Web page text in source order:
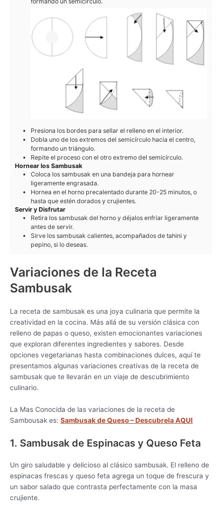
Presiona los bordes para sellar el relleno en el interior.
Dobla uno de los extremos del semicírculo hacia el centro,
formando un triángulo.
Repite el proceso con el otro extremo del semicírculo.
Hornear los Sambusak
Coloca los sambusak en una bandeja para hornear
ligeramente engrasada.
Hornea en el horno precalentado durante 20-25 minutos, o
hasta que estén dorados y crujientes.
Servir y Disfrutar
Retira los sambusak del horno y déjalos enfriar ligeramente
antes de servir.
Sirve los sambusak calientes, acompañados de tahini y
pepino, si lo deseas.
Variaciones de la Receta
Sambusak
La receta de sambusak es una joya culinaria que permite la
creatividad en la cocina. Más allá de su versión clásica con
relleno de papas o queso, existen emocionantes variaciones
que exploran diferentes ingredientes y sabores. Desde
opciones vegetarianas hasta combinaciones dulces, aquí te
presentamos algunas variaciones creativas de la receta de
sambusak que te llevarán en un viaje de descubrimiento
culinario.
La Mas Conocida de las variaciones de la receta de
Sambousak es: Sambusak de Queso – Descubrela AQUI
1. Sambusak de Espinacas y Queso Feta
Un giro saludable y delicioso al clásico sambusak. El relleno de
espinacas frescas y queso feta agrega un toque de frescura y
un sabor salado que contrasta perfectamente con la masa
crujiente.